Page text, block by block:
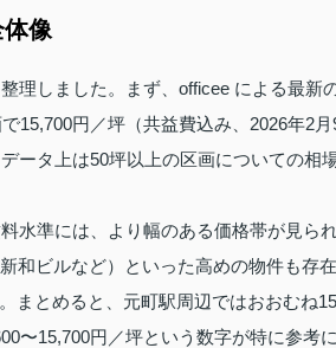
像
理しました。まず、officee による最新
15,700円／坪（共益費込み、2026年2
ータ上は50坪以上の区画についての相
水準には、より幅のある価格帯が見ら
和ビルなど）といった高めの物件も存
まとめると、元町駅周辺ではおおむね
〜15,700円／坪という数字が特に参考に